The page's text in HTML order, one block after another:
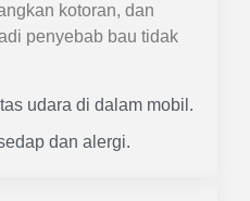
kotoran, dan
penyebab bau tidak
udara di dalam mobil.
dan alergi.